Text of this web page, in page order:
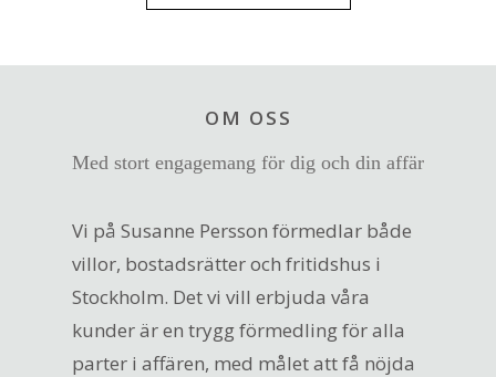
OM OSS
Med stort engagemang för dig och din affär
Vi på Susanne Persson förmedlar både
villor, bostadsrätter och fritidshus i
Stockholm. Det vi vill erbjuda våra
kunder är en trygg förmedling för alla
parter i affären, med målet att få nöjda